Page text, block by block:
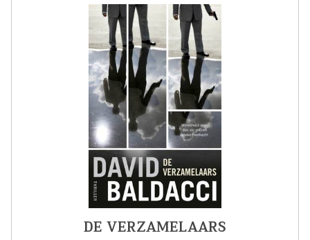
DE VERZAMELAARS